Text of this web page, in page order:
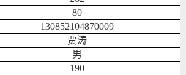
80
130852104870009
贾涛
男
190